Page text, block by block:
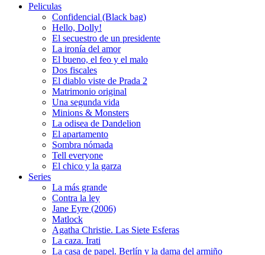
Peliculas
Confidencial (Black bag)
Hello, Dolly!
El secuestro de un presidente
La ironía del amor
El bueno, el feo y el malo
Dos fiscales
El diablo viste de Prada 2
Matrimonio original
Una segunda vida
Minions & Monsters
La odisea de Dandelion
El apartamento
Sombra nómada
Tell everyone
El chico y la garza
Series
La más grande
Contra la ley
Jane Eyre (2006)
Matlock
Agatha Christie. Las Siete Esferas
La caza. Irati
La casa de papel. Berlín y la dama del armiño